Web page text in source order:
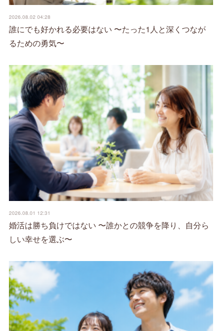
2026.08.02 04:28
誰にでも好かれる必要はない 〜たった1人と深くつなが
るための勇気〜
2026.08.01 12:31
婚活は勝ち負けではない 〜誰かとの競争を降り、自分ら
しい幸せを選ぶ〜